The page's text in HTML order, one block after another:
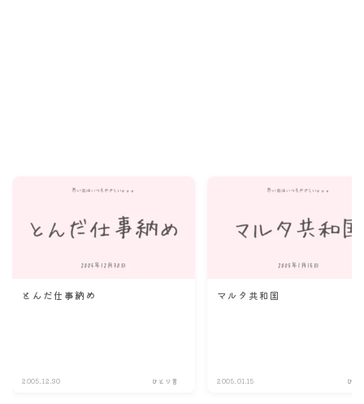
とんだ仕事納め
2005.12.30 ひとり言
マルタ共和国
2005.01.15 ひと